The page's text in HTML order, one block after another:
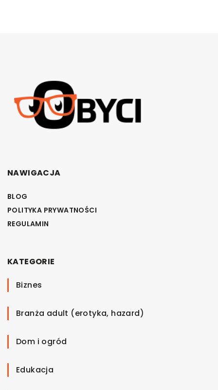
NAWIGACJA
BLOG
POLITYKA PRYWATNOŚCI
REGULAMIN
KATEGORIE
Biznes
Branża adult (erotyka, hazard)
Dom i ogród
Edukacja